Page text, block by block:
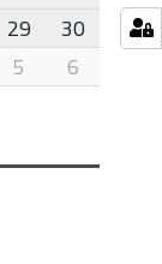
29
30
5 6